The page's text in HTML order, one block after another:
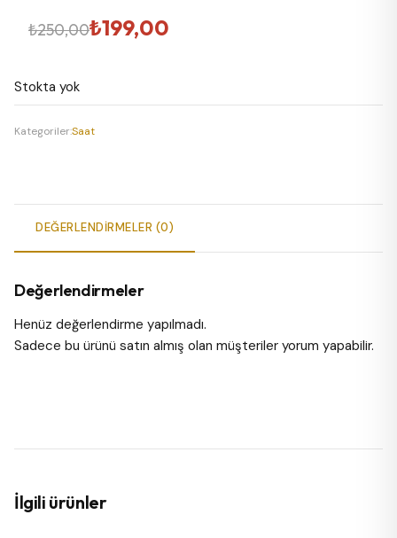
₺250,00
Orijinal
₺250,00.
₺199,00
Şu
fiyat:
₺199,00.
Stokta yok
Kategoriler:Saat
DEĞERLENDIRMELER (0)
Değerlendirmeler
Henüz değerlendirme yapılmadı.
Sadece bu ürünü satın almış olan müşteriler yorum yapabilir.
İlgili ürünler